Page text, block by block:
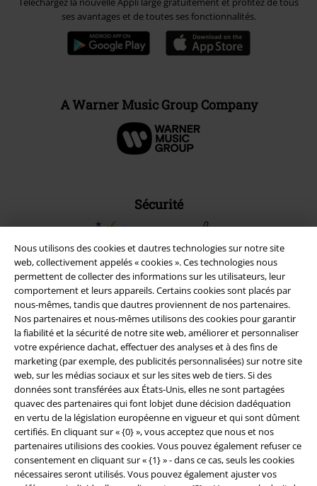
Nous utilisons des cookies et dautres technologies sur notre site
web, collectivement appelés « cookies ». Ces technologies nous
permettent de collecter des informations sur les utilisateurs, leur
comportement et leurs appareils. Certains cookies sont placés par
nous-mêmes, tandis que dautres proviennent de nos partenaires.
Nos partenaires et nous-mêmes utilisons des cookies pour garantir
la fiabilité et la sécurité de notre site web, améliorer et personnaliser
votre expérience dachat, effectuer des analyses et à des fins de
marketing (par exemple, des publicités personnalisées) sur notre site
web, sur les médias sociaux et sur les sites web de tiers. Si des
données sont transférées aux États-Unis, elles ne sont partagées
quavec des partenaires qui font lobjet dune décision dadéquation
en vertu de la législation européenne en vigueur et qui sont dûment
certifiés. En cliquant sur « {0} », vous acceptez que nous et nos
partenaires utilisions des cookies. Vous pouvez également refuser ce
consentement en cliquant sur « {1} » - dans ce cas, seuls les cookies
nécessaires seront utilisés. Vous pouvez également ajuster vos
ses avantages et de toutes ses fonctionnalités.
A Warner Music Group Company
Sécurité
Légal
Conditions générales
Éditeur